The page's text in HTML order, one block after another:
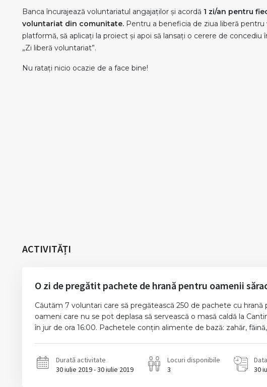
Banca încurajează voluntariatul angajaților și acordă 1 zi/an pentru
voluntariat din comunitate. Pentru a beneficia de ziua liberă
platformă, să aplicați la proiect și apoi să lansați o cerere de
„Zi liberă voluntariat”.
Nu ratați nicio ocazie de a face bine!
ACTIVITĂȚI
O zi de pregătit pachete de hrană pentru oamenii
Căutăm 7 voluntari care să pregătească 250 de pachete cu
oameni care nu se pot deplasa să servească o masă caldă la
în jur de ora 16:00. Pachetele conțin alimente de bază: zahăr,
Durată activitate
30 iulie 2019 - 30 iulie 2019
Locuri disponibile
3
30